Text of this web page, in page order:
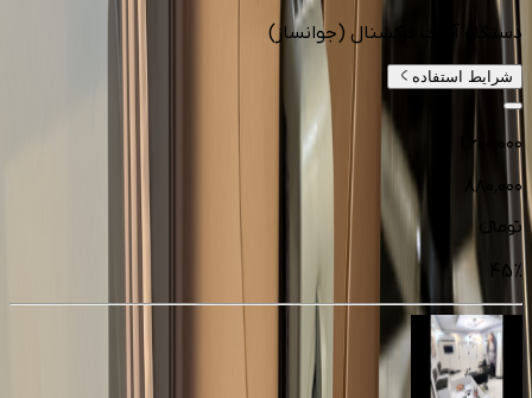
دستگاه آر اف فرکشنال (جوانساز)
شرایط استفاده
۱٬۶۰۰٬۰۰۰
۸۸۰٬۰۰۰
تومانءء
45%